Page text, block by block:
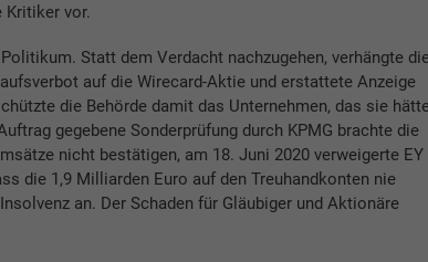
Kritiker vor.
Statt dem Verdacht nachzugehen, verhängte
auf die Wirecard-Aktie und erstattete Anzeige
die Behörde damit das Unternehmen, das sie
gegebene Sonderprüfung durch KPMG brachte die
nicht bestätigen, am 18. Juni 2020 verweigerte EY
die 1,9 Milliarden Euro auf den Treuhandkonten nie
an. Der Schaden für Gläubiger und Aktionäre